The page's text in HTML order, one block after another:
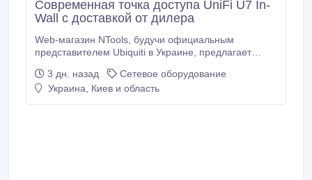
Современная точка доступа UniFi U7 In-
Wall с доставкой от дилера
Web-магазин NTools, будучи официальным
представителем Ubiquiti в Украине, предлагает
доставкой. Новая современная точка доступа UniFi
U7 In-Wall обладает следующими техническими
3 дн. назад
Сетевое оборудование
Украина, Киев и область